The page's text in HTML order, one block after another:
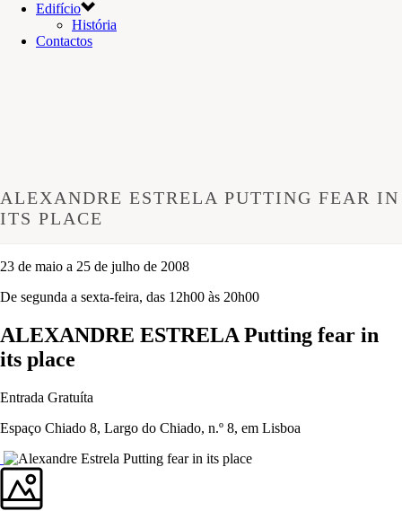
Edifício
História
Contactos
ALEXANDRE ESTRELA PUTTING FEAR IN
ITS PLACE
23 de maio a 25 de julho de 2008
De segunda a sexta-feira, das 12h00 às 20h00
ALEXANDRE ESTRELA Putting fear in
its place
Entrada Gratuíta
Espaço Chiado 8, Largo do Chiado, n.º 8, em Lisboa